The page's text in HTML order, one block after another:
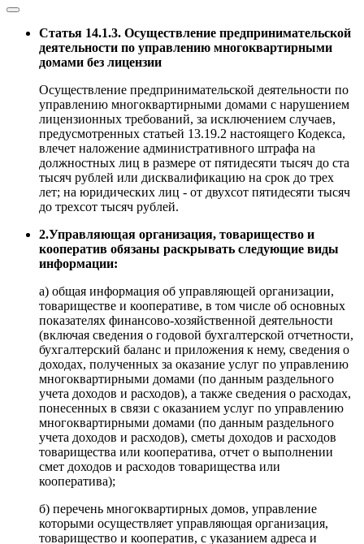
Статья 14.1.3. Осуществление предпринимательской
деятельности по управлению многоквартирными
домами без лицензии
Осуществление предпринимательской деятельности по
управлению многоквартирными домами с нарушением
лицензионных требований, за исключением случаев,
предусмотренных статьей 13.19.2 настоящего Кодекса,
влечет наложение административного штрафа на
должностных лиц в размере от пятидесяти тысяч до ста
тысяч рублей или дисквалификацию на срок до трех
лет; на юридических лиц - от двухсот пятидесяти тысяч
до трехсот тысяч рублей.
2.Управляющая организация, товарищество и
кооператив обязаны раскрывать следующие виды
информации:
а) общая информация об управляющей организации,
товариществе и кооперативе, в том числе об основных
показателях финансово-хозяйственной деятельности
(включая сведения о годовой бухгалтерской отчетности,
бухгалтерский баланс и приложения к нему, сведения о
доходах, полученных за оказание услуг по управлению
многоквартирными домами (по данным раздельного
учета доходов и расходов), а также сведения о расходах,
понесенных в связи с оказанием услуг по управлению
многоквартирными домами (по данным раздельного
учета доходов и расходов), сметы доходов и расходов
товарищества или кооператива, отчет о выполнении
смет доходов и расходов товарищества или
кооператива);
б) перечень многоквартирных домов, управление
которыми осуществляет управляющая организация,
товарищество и кооператив, с указанием адреса и